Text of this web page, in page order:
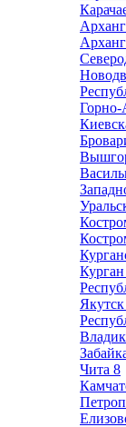
Горно-
Курган
Якутск
Чита 8